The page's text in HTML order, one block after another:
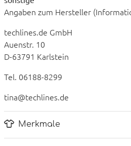
Angaben zum Hersteller
techlines.de GmbH
Auenstr. 10
D-63791 Karlstein
Tel. 06188-8299
tina@techlines.de
Merkmale